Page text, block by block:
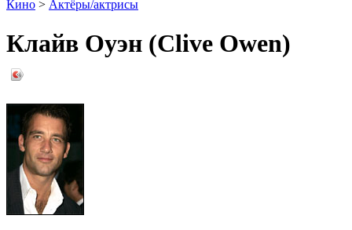
Кино > Актёры/актрисы
Клайв Оуэн (Clive Owen)